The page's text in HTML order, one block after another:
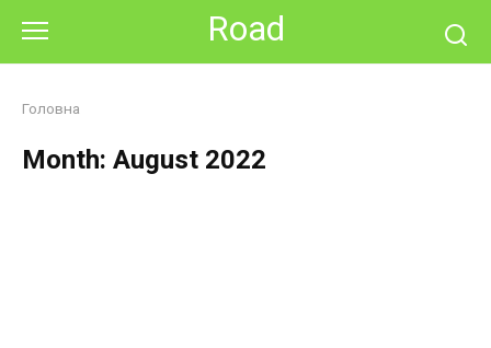
content
Road
Головна
Month: August 2022